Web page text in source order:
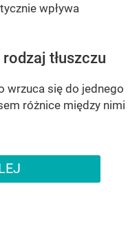
wpływa
tłuszczu
wrzuca się do jednego
różnice między nimi